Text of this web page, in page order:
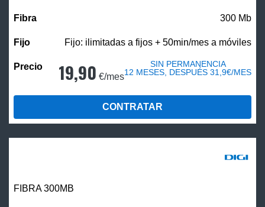
300 Mb
Fijo: ilimitadas a fijos + 50min/mes a móviles
19,90 €/mes
SIN PERMANENCIA
12 MESES, DESPUÉS 31,9€/MES
CONTRATAR
FIBRA 300MB